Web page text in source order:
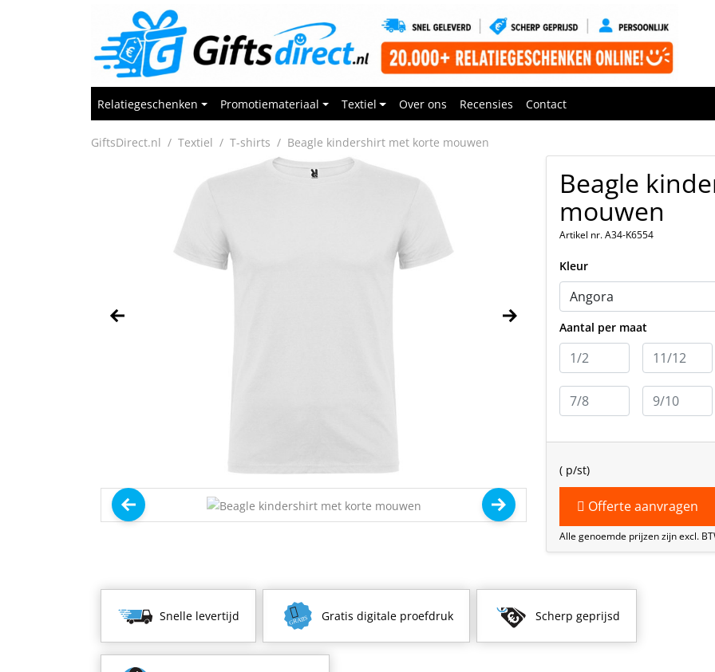
Relatiegeschenken Promotiemateriaal Textiel Over ons Recensies Contact
GiftsDirect.nl Textiel T-shirts Beagle kindershirt met korte mouwen
Beagle
mouwen
Artikel nr. A34-K6554
Kleur
Aantal per maat
( p/st)
Offerte aanvragen
Alle genoemde prijzen zijn excl.
Snelle levertijd Gratis digitale proefdruk Scherp geprijsd